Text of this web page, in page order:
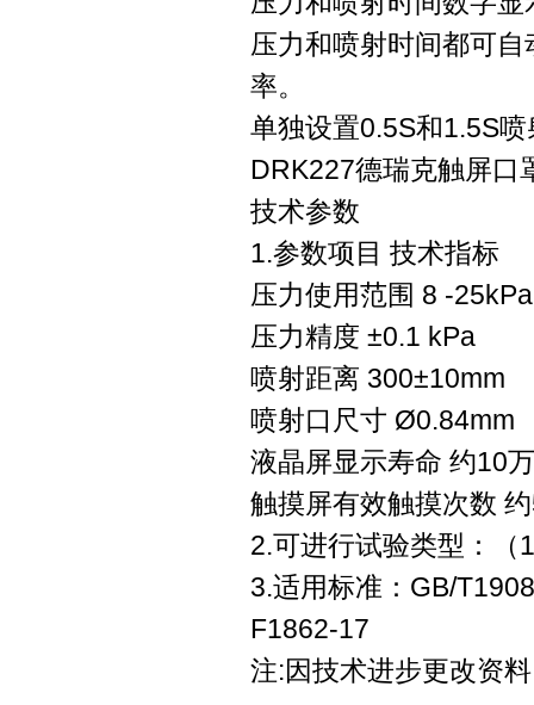
压力和喷射时间都可
率。
单独设置0.5S和1.5S
DRK227德瑞克触屏口
技术参数
1.参数项目 技术指标
压力使用范围 8 -25kPa
压力精度 ±0.1 kPa
喷射距离 300±10mm
喷射口尺寸 Ø0.84mm
液晶屏显示寿命 约10
触摸屏有效触摸次数
2.可进行试验类型：（
3.适用标准：GB/
F1862-17
注:因技术进步更改资